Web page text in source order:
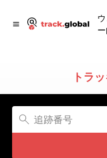
トラ